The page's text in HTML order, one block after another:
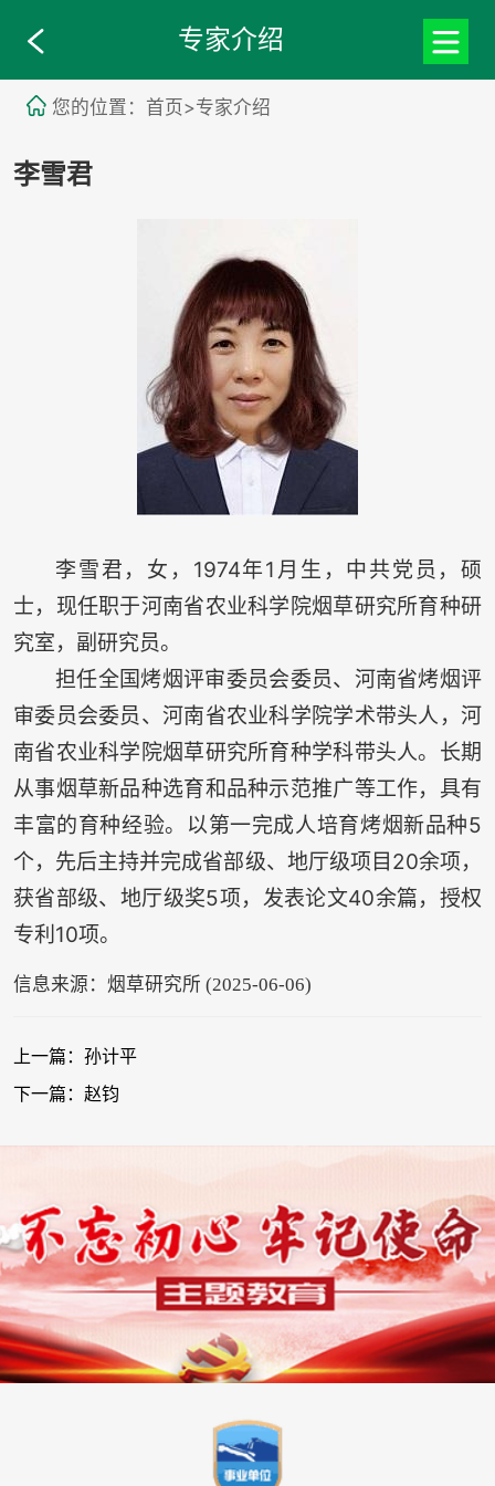
专家介绍
您的位置：首页>专家介绍
李雪君
李雪君，女，1974年1月生，中共党员，硕
士，现任职于河南省农业科学院烟草研究所育种研
究室，副研究员。
担任全国烤烟评审委员会委员、河南省烤烟评
审委员会委员、河南省农业科学院学术带头人，河
南省农业科学院烟草研究所育种学科带头人。长期
从事烟草新品种选育和品种示范推广等工作，具有
丰富的育种经验。以第一完成人培育烤烟新品种5
个，先后主持并完成省部级、地厅级项目20余项，
获省部级、地厅级奖5项，发表论文40余篇，授权
专利10项。
信息来源：烟草研究所 (2025-06-06)
上一篇：孙计平
下一篇：赵钧